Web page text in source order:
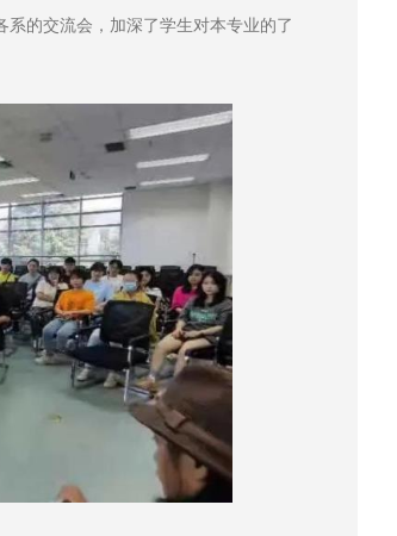
的交流会，加深了学生对本专业的了